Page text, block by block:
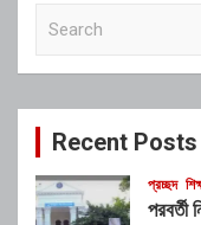
c
Recent Posts
প্রচ্ছদ
পরবর্তী